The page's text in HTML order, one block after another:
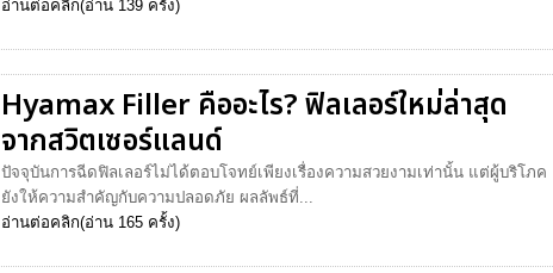
อ่านต่อคลิก(อ่าน 139 ครั้ง)
Hyamax Filler คืออะไร? ฟิลเลอร์ใหม่ล่าสุด
จากสวิตเซอร์แลนด์
ปัจจุบันการฉีดฟิลเลอร์ไม่ได้ตอบโจทย์เพียงเรื่องความสวยงามเท่านั้น แต่ผู้บริโภค
ยังให้ความสำคัญกับความปลอดภัย ผลลัพธ์ที่...
อ่านต่อคลิก(อ่าน 165 ครั้ง)